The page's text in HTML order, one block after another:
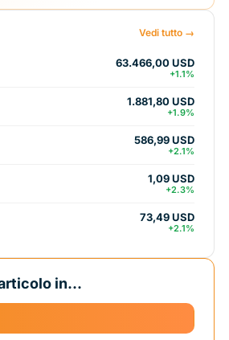
Vedi tutto →
63.466,00 USD
+1.1%
1.881,80 USD
+1.9%
586,99 USD
+2.1%
1,09 USD
+2.3%
73,49 USD
+2.1%
in...